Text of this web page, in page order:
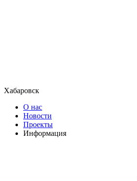
Хабаровск
О нас
Новости
Проекты
Информация